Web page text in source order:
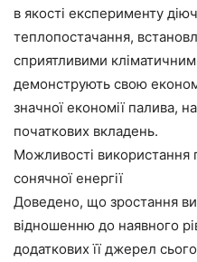
в якості експерименту
теплопостачання,
сприятливими
демонструють свою
значної економії палива,
початкових вкладень.
Можливості використання
сонячної енергії
Доведено, що зростання
відношенню до наявного
додаткових її джерел